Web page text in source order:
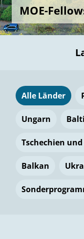
MOE-
Alle Länder
Ungarn
Tschechien
Balkan